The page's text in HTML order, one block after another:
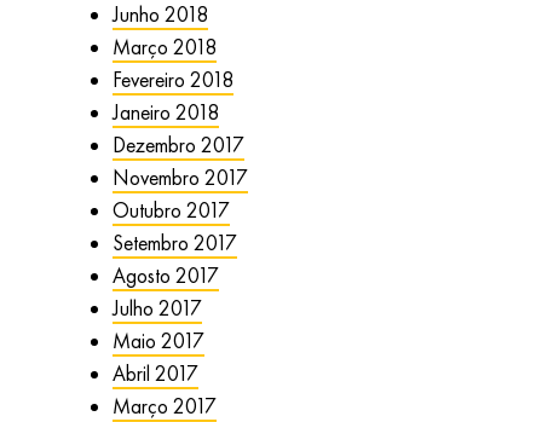
Junho 2018
Março 2018
Fevereiro 2018
Janeiro 2018
Dezembro 2017
Novembro 2017
Outubro 2017
Setembro 2017
Agosto 2017
Julho 2017
Maio 2017
Abril 2017
Março 2017